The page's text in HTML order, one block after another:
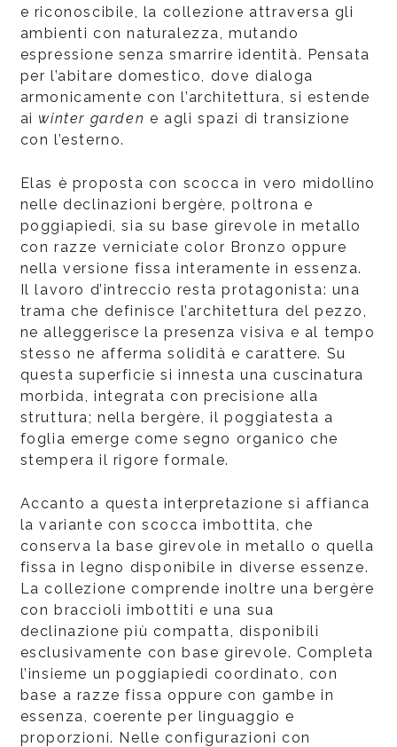
e riconoscibile, la collezione attraversa gli
ambienti con naturalezza, mutando
espressione senza smarrire identità. Pensata
per l’abitare domestico, dove dialoga
armonicamente con l’architettura, si estende
ai winter garden e agli spazi di transizione
con l’esterno.
Elas è proposta con scocca in vero midollino
nelle declinazioni bergère, poltrona e
poggiapiedi, sia su base girevole in metallo
con razze verniciate color Bronzo oppure
nella versione fissa interamente in essenza.
Il lavoro d’intreccio resta protagonista: una
trama che definisce l’architettura del pezzo,
ne alleggerisce la presenza visiva e al tempo
stesso ne afferma solidità e carattere. Su
questa superficie si innesta una cuscinatura
morbida, integrata con precisione alla
struttura; nella bergère, il poggiatesta a
foglia emerge come segno organico che
stempera il rigore formale.
Accanto a questa interpretazione si affianca
la variante con scocca imbottita, che
conserva la base girevole in metallo o quella
fissa in legno disponibile in diverse essenze.
La collezione comprende inoltre una bergère
con braccioli imbottiti e una sua
declinazione più compatta, disponibili
esclusivamente con base girevole. Completa
l’insieme un poggiapiedi coordinato, con
base a razze fissa oppure con gambe in
essenza, coerente per linguaggio e
proporzioni. Nelle configurazioni con